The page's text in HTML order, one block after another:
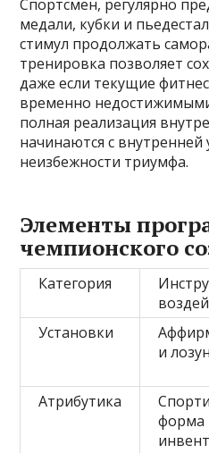
Спортсмен, регулярно
медали, кубки и
стимул продолжать
тренировка позволяет
даже если текущие
временно
полная реализация
начинаются с внутренней
неизбежности триумфа.
Элементы
чемпионского
Категория
Установки
и
Атрибутика
форма